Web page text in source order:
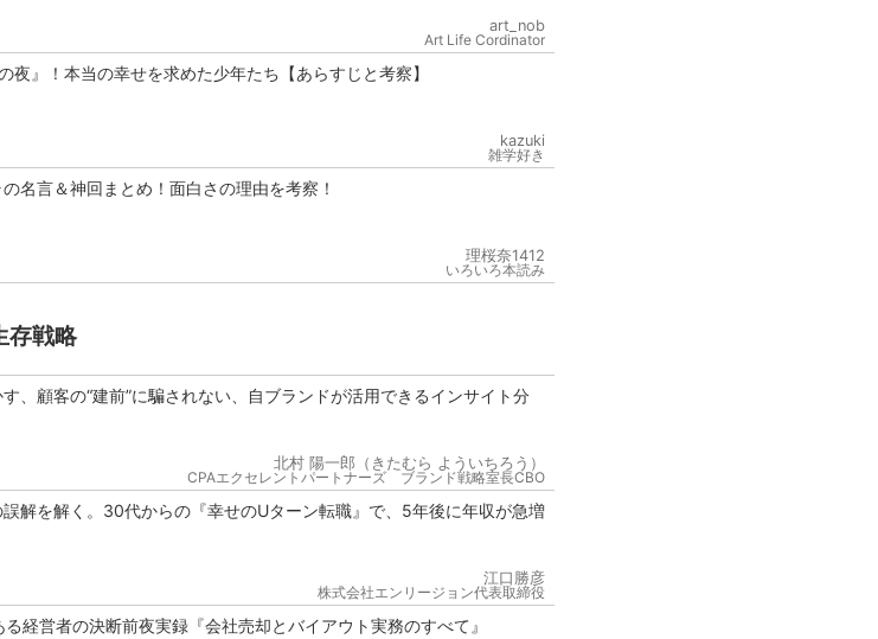
art_nob
Art Life Cordinator
夜』！本当の幸せを求めた少年たち【あらすじと考察】
kazuki
雑学好き
名言＆神回まとめ！面白さの理由を考察！
理桜奈1412
いろいろ本読み
存戦略
、顧客の“建前”に騙されない、自ブランドが活用できるインサイト分
北村 陽一郎（きたむら よういちろう）
CPAエクセレントパートナーズ ブランド戦略室長CBO
誤解を解く。30代からの『幸せのUターン転職』で、5年後に年収が急増
江口勝彦
株式会社エンリージョン代表取締役
経営者の決断前夜実録『会社売却とバイアウト実務のすべて』